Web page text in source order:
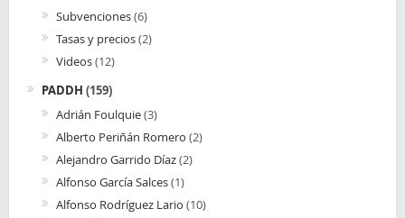
Subvenciones(6)
Tasas y precios(2)
Videos(12)
PADDH (159)
Adrián Foulquie(3)
Alberto Periñán Romero (2)
Alejandro Garrido Díaz(2)
Alfonso García Salces(1)
Alfonso Rodríguez Lario (10)